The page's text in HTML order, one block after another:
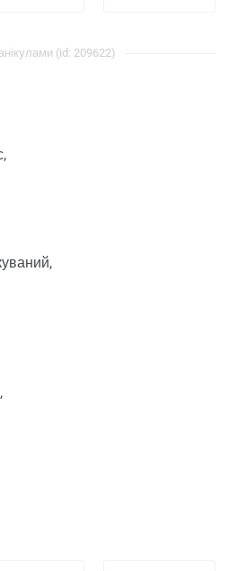
(id: 209622)